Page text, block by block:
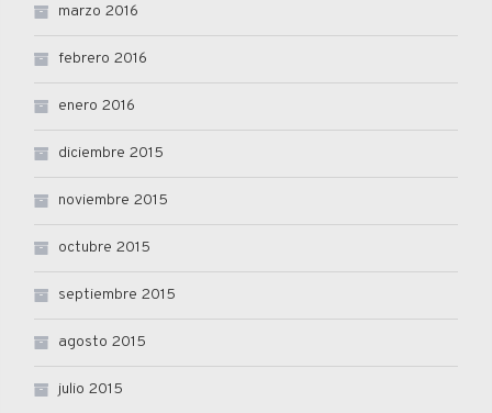
marzo 2016
febrero 2016
enero 2016
diciembre 2015
noviembre 2015
octubre 2015
septiembre 2015
agosto 2015
julio 2015